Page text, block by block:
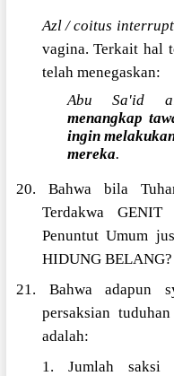
Azl / coitus
vagina. Terkait hal
telah menegaskan:
Abu Sa'id
menangkap
ingin
mereka.
20. Bahwa bila
Terdakwa GENIT
Penuntut Umum
HIDUNG BELANG?
21. Bahwa adapun
persaksian
adalah:
1. Jumlah saksi